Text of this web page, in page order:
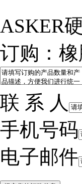
ASKER
订购：
联 系 人
手机号码
电子邮件